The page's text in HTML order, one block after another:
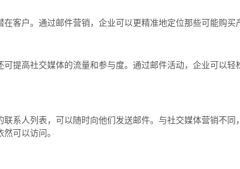
客户。通过邮件营销，企业可以更精准地定位那些可能购买
提高社交媒体的流量和参与度。通过邮件活动，企业可以
系人列表，可以随时向他们发送邮件。与社交媒体营销不
可以访问。